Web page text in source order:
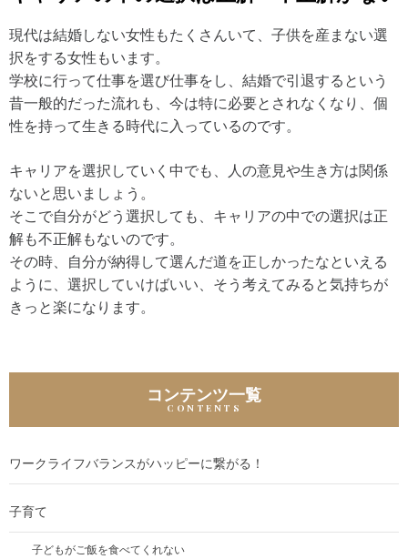
現代は結婚しない女性もたくさんいて、子供を産まない選
択をする女性もいます。
学校に行って仕事を選び仕事をし、結婚で引退するという
昔一般的だった流れも、今は特に必要とされなくなり、個
性を持って生きる時代に入っているのです。
キャリアを選択していく中でも、人の意見や生き方は関係
ないと思いましょう。
そこで自分がどう選択しても、キャリアの中での選択は正
解も不正解もないのです。
その時、自分が納得して選んだ道を正しかったなといえる
ように、選択していけばいい、そう考えてみると気持ちが
きっと楽になります。
コンテンツ一覧
ワークライフバランスがハッピーに繋がる！
子育て
子どもがご飯を食べてくれない